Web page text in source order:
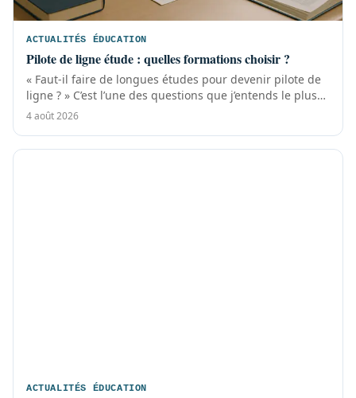
ACTUALITÉS ÉDUCATION
Pilote de ligne étude : quelles formations choisir ?
« Faut-il faire de longues études pour devenir pilote de
ligne ? » C’est l’une des questions que j’entends le plus
souvent en entretien...
4 août 2026
ACTUALITÉS ÉDUCATION